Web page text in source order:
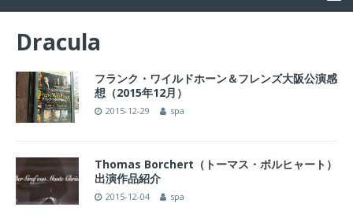
Dracula
フランク・ワイルドホーン＆フレンズ大阪公演感
想（2015年12月）
2015-12-29 spa
Thomas Borchert（トーマス・ボルヒャート）
出演作品紹介
2015-12-04 spa